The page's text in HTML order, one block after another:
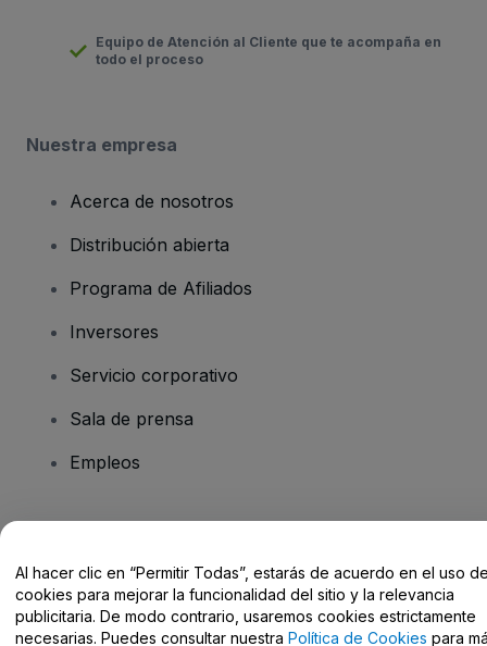
Equipo de Atención al Cliente que te acompaña en
todo el proceso
Nuestra empresa
Acerca de nosotros
Distribución abierta
Programa de Afiliados
Inversores
Servicio corporativo
Sala de prensa
Empleos
Centro de Ayuda / Contacto
Al hacer clic en “Permitir Todas”, estarás de acuerdo en el uso
cookies para mejorar la funcionalidad del sitio y la relevancia
publicitaria. De modo contrario, usaremos cookies estrictamente
necesarias. Puedes consultar nuestra Política de Cookies para